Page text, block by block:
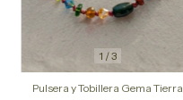
1 /3
Pulsera y Tobillera Gema Tierra